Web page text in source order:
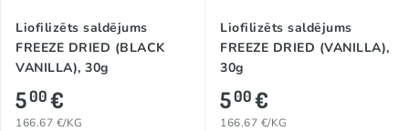
Liofilizēts saldējums
FREEZE DRIED (BLACK
VANILLA), 30g
500€
166.67 €/KG
Liofilizēts saldējums
FREEZE DRIED (VANILLA),
30g
500€
166.67 €/KG